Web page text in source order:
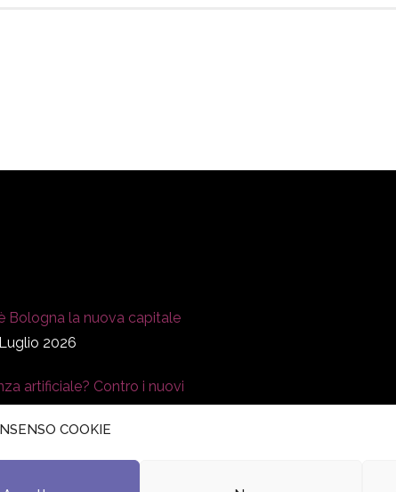
COOKIE
Bologna la nuova capitale
2026
artificiale? Contro i nuovi
Hub Higher Education